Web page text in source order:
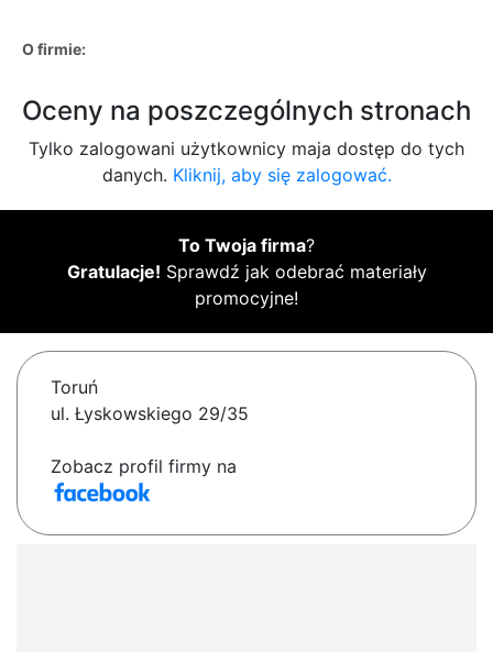
O firmie:
Oceny na poszczególnych stronach
Tylko zalogowani użytkownicy maja dostęp do tych
danych. Kliknij, aby się zalogować.
To Twoja firma?
Gratulacje! Sprawdź jak odebrać materiały
promocyjne!
Toruń
ul. Łyskowskiego 29/35
Zobacz profil firmy na